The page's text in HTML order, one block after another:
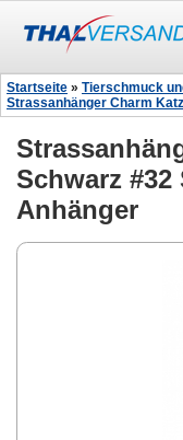
Startseite » Tierschmuck
Strassanhänger Charm
Schwarz
Anhänger